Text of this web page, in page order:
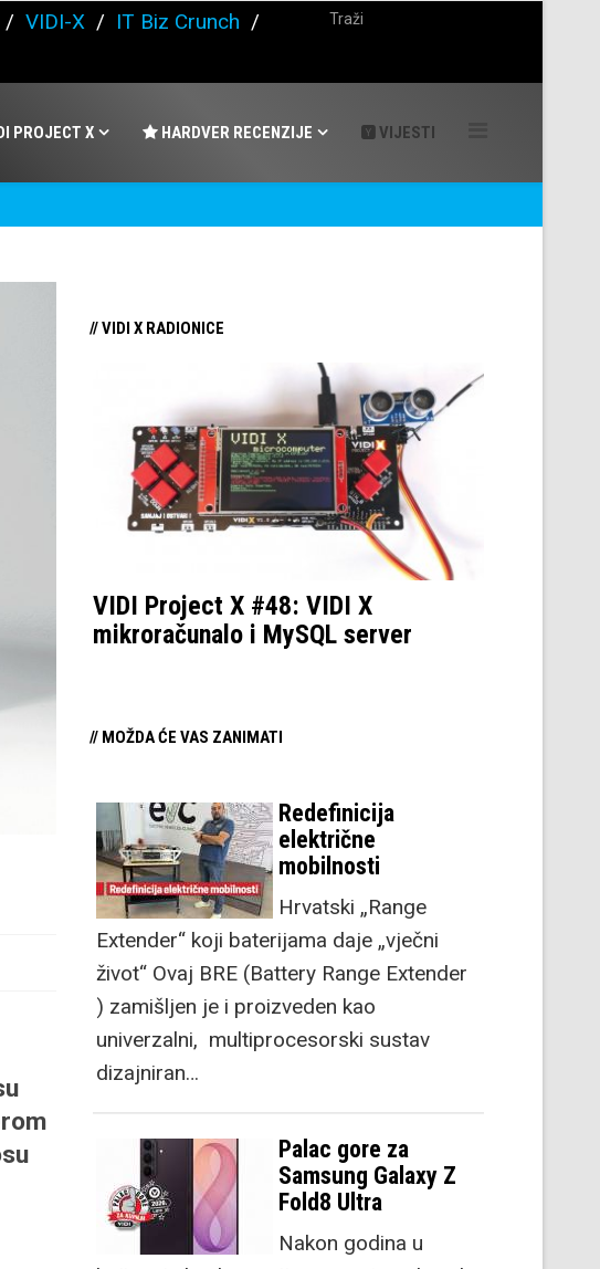
/ VIDI-X / IT Biz Crunch /
PROJECT X HARDVER RECENZIJE VIJESTI
// VIDI X RADIONICE
VIDI Project X #48: VIDI X
mikroračunalo i MySQL server
// MOŽDA ĆE VAS ZANIMATI
Redefinicija
električne
mobilnosti
Hrvatski „Range
Extender“ koji baterijama daje „vječni
život“ Ovaj BRE (Battery Range Extender
) zamišljen je i proizveden kao
univerzalni, multiprocesorski sustav
dizajniran…
Palac gore za
Samsung Galaxy Z
Fold8 Ultra
Nakon godina u